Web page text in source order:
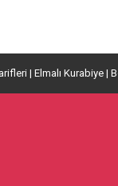
| Elmalı Kurabiye |